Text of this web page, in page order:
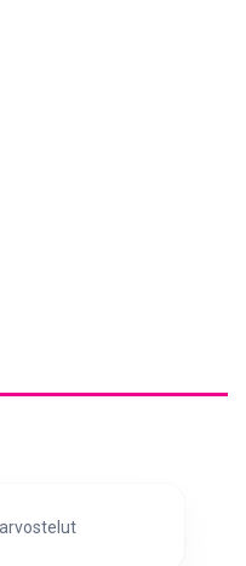
arvostelut